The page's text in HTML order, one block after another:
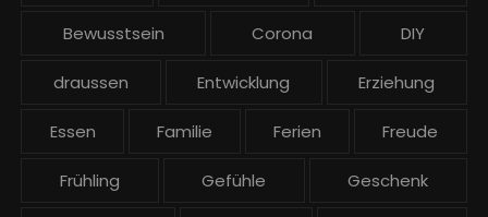
Bewusstsein Corona DIY
draussen Entwicklung Erziehung
Essen Familie Ferien Freude
Frühling Gefühle Geschenk